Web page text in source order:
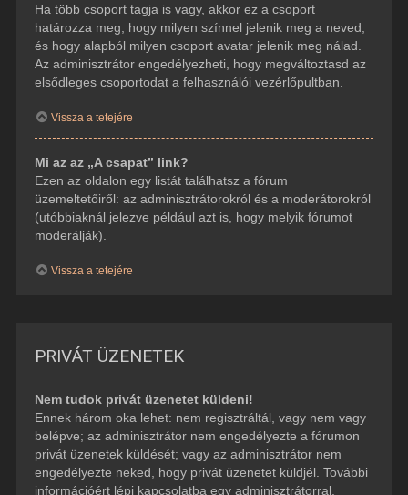
Ha több csoport tagja is vagy, akkor ez a csoport
határozza meg, hogy milyen színnel jelenik meg a neved,
és hogy alapból milyen csoport avatar jelenik meg nálad.
Az adminisztrátor engedélyezheti, hogy megváltoztasd az
elsődleges csoportodat a felhasználói vezérlőpultban.
Vissza a tetejére
Mi az az „A csapat” link?
Ezen az oldalon egy listát találhatsz a fórum
üzemeltetőiről: az adminisztrátorokról és a moderátorokról
(utóbbiaknál jelezve például azt is, hogy melyik fórumot
moderálják).
Vissza a tetejére
PRIVÁT ÜZENETEK
Nem tudok privát üzenetet küldeni!
Ennek három oka lehet: nem regisztráltál, vagy nem vagy
belépve; az adminisztrátor nem engedélyezte a fórumon
privát üzenetek küldését; vagy az adminisztrátor nem
engedélyezte neked, hogy privát üzenetet küldjél. További
információért lépj kapcsolatba egy adminisztrátorral.